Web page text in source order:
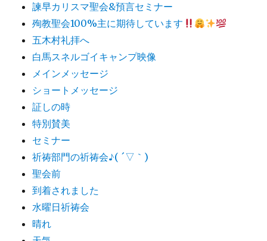
諫早カリスマ聖会&預言セミナー
殉教聖会100%主に期待しています
五木村礼拝へ
白馬スネルゴイキャンプ映像
メインメッセージ
ショートメッセージ
証しの時
特別賛美
セミナー
祈祷部門の祈祷会♪( ´▽｀)
聖会前
到着されました
水曜日祈祷会
晴れ